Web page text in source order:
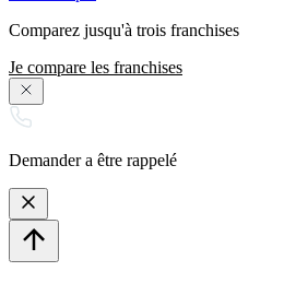
Comparez jusqu'à trois franchises
Je compare les franchises
Demander a être rappelé